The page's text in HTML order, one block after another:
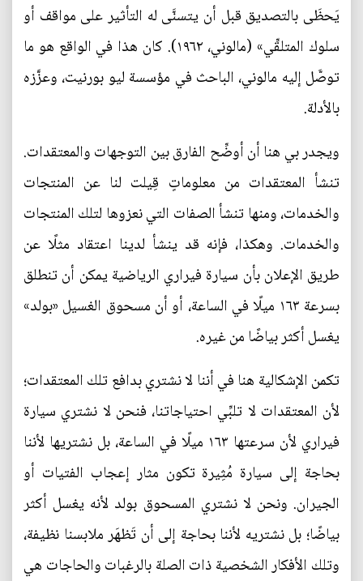
يَحظَى بالتصديق قبل أن يتسنَّى له التأثير على مواقف أو
سلوك المتلقِّي» (مالوني، ١٩٦٢). كان هذا في الواقع هو ما
توصَّل إليه مالوني، الباحث في مؤسسة ليو بورنيت، وعزَّزه
بالأدلة.
ويجدر بي هنا أن أوضِّح الفارق بين التوجهات والمعتقدات.
تنشأ المعتقدات من معلوماتٍ قِيلت لنا عن المنتجات
والخدمات، ومنها تنشأ الصفات التي نعزوها لتلك المنتجات
والخدمات. وهكذا، فإنه قد ينشأ لدينا اعتقاد مثلًا عن
طريق الإعلان بأن سيارة فيراري الرياضية يمكن أن تنطلق
بسرعة ١٦٣ ميلًا في الساعة، أو أن مسحوق الغسيل «بولد»
يغسل أكثر بياضًا من غيره.
تكمن الإشكالية هنا في أننا لا نشتري بدافع تلك المعتقدات؛
لأن المعتقدات لا تلبِّي احتياجاتنا، فنحن لا نشتري سيارة
فيراري لأن سرعتها ١٦٣ ميلًا في الساعة، بل نشتريها لأننا
بحاجة إلى سيارة مُثِيرة تكون مثار إعجاب الفتيات أو
الجيران. ونحن لا نشتري المسحوق بولد لأنه يغسل أكثر
بياضًا؛ بل نشتريه لأننا بحاجة إلى أن تَظهَر ملابسنا نظيفة،
وتلك الأفكار الشخصية ذات الصلة بالرغبات والحاجات هي